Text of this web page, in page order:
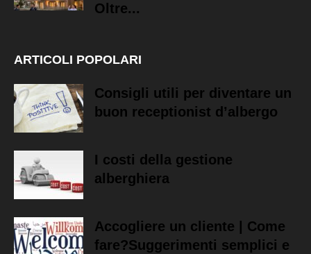
Oltre...
ARTICOLI POPOLARI
Consigli utili per diventare un
buon receptionist d’albergo
I costi della gestione
alberghiera
Accogliere un cliente | Come
fare?Suggerimenti semplici e